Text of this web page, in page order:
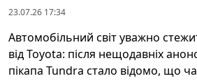
23.07.26 17:34
Автомобільний світ уважно
від Toyota: після нещодавніх
пікапа Tundra стало відомо, що